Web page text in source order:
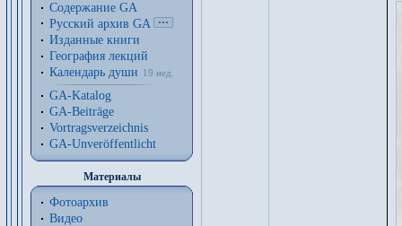
Содержание GA
Русский архив GA
Изданные книги
География лекций
Календарь души
19 нед.
GA-Katalog
GA-Beiträge
Vortragsverzeichnis
GA-Unveröffentlicht
Материалы
Фотоархив
Видео